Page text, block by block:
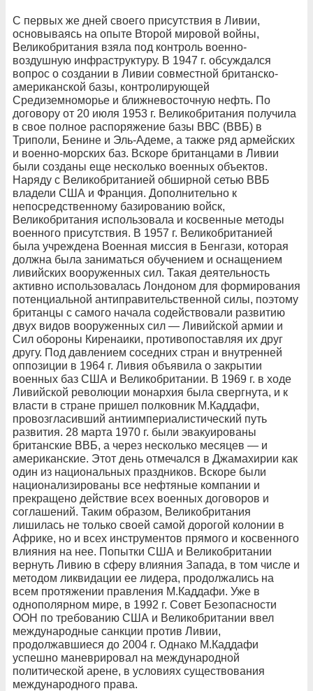
С первых же дней своего присутствия в Ливии,
основываясь на опыте Второй мировой войны,
Великобритания взяла под контроль военно-
воздушную инфраструктуру. В 1947 г. обсуждался
вопрос о создании в Ливии совместной британско-
американской базы, контролирующей
Средиземноморье и ближневосточную нефть. По
договору от 20 июля 1953 г. Великобритания получила
в свое полное распоряжение базы ВВС (ВВБ) в
Триполи, Бенине и Эль-Адеме, а также ряд армейских
и военно-морских баз. Вскоре британцами в Ливии
были созданы еще несколько военных объектов.
Наряду с Великобританией обширной сетью ВВБ
владели США и Франция. Дополнительно к
непосредственному базированию войск,
Великобритания использовала и косвенные методы
военного присутствия. В 1957 г. Великобританией
была учреждена Военная миссия в Бенгази, которая
должна была заниматься обучением и оснащением
ливийских вооруженных сил. Такая деятельность
активно использовалась Лондоном для формирования
потенциальной антиправительственной силы, поэтому
британцы с самого начала содействовали развитию
двух видов вооруженных сил — Ливийской армии и
Сил обороны Киренаики, противопоставляя их друг
другу. Под давлением соседних стран и внутренней
оппозиции в 1964 г. Ливия объявила о закрытии
военных баз США и Великобритании. В 1969 г. в ходе
Ливийской революции монархия была свергнута, и к
власти в стране пришел полковник М.Каддафи,
провозгласивший антиимпериалистический путь
развития. 28 марта 1970 г. были эвакуированы
британские ВВБ, а через несколько месяцев — и
американские. Этот день отмечался в Джамахирии как
один из национальных праздников. Вскоре были
национализированы все нефтяные компании и
прекращено действие всех военных договоров и
соглашений. Таким образом, Великобритания
лишилась не только своей самой дорогой колонии в
Африке, но и всех инструментов прямого и косвенного
влияния на нее. Попытки США и Великобритании
вернуть Ливию в сферу влияния Запада, в том числе и
методом ликвидации ее лидера, продолжались на
всем протяжении правления М.Каддафи. Уже в
однополярном мире, в 1992 г. Совет Безопасности
ООН по требованию США и Великобритании ввел
международные санкции против Ливии,
продолжавшиеся до 2004 г. Однако М.Каддафи
успешно маневрировал на международной
политической арене, в условиях существования
международного права.